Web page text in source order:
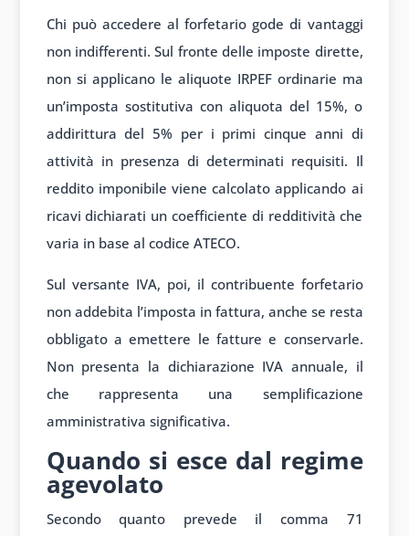
Chi può accedere al forfetario gode di vantaggi
non indifferenti. Sul fronte delle imposte dirette,
non si applicano le aliquote IRPEF ordinarie ma
un’imposta sostitutiva con aliquota del 15%, o
addirittura del 5% per i primi cinque anni di
attività in presenza di determinati requisiti. Il
reddito imponibile viene calcolato applicando ai
ricavi dichiarati un coefficiente di redditività che
varia in base al codice ATECO.
Sul versante IVA, poi, il contribuente forfetario
non addebita l’imposta in fattura, anche se resta
obbligato a emettere le fatture e conservarle.
Non presenta la dichiarazione IVA annuale, il
che rappresenta una semplificazione
amministrativa significativa.
Quando si esce dal regime
agevolato
Secondo quanto prevede il comma 71